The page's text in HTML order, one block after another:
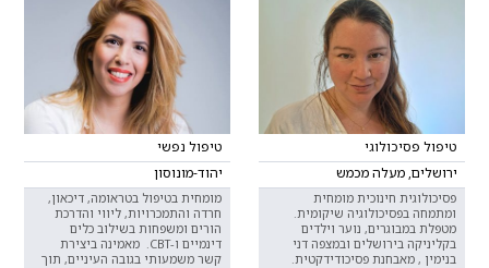
טיפול פסיכולוגי
ירושלים, מעלה מכמש
פסיכולוגית חינוכית מומחית
ומתמחה בפסיכולוגיה שיקומית.
מטפלת במבוגרים, נוער וילדים
בקליניקה בירושלים ובמצפה דני
בנימין , מאבחנת פסיכודידקטית.
טיפול נפשי
יהוד-מונוסון
מומחית בטיפול בטראומה, דיכאון,
חרדה והתמכרויות, ליווי והדרכת
הורים ומשפחות בשילוב כלים
דינמיים ו-CBT. מאמינה ביצירת
קשר משמעותי בגובה העיניים, תוך